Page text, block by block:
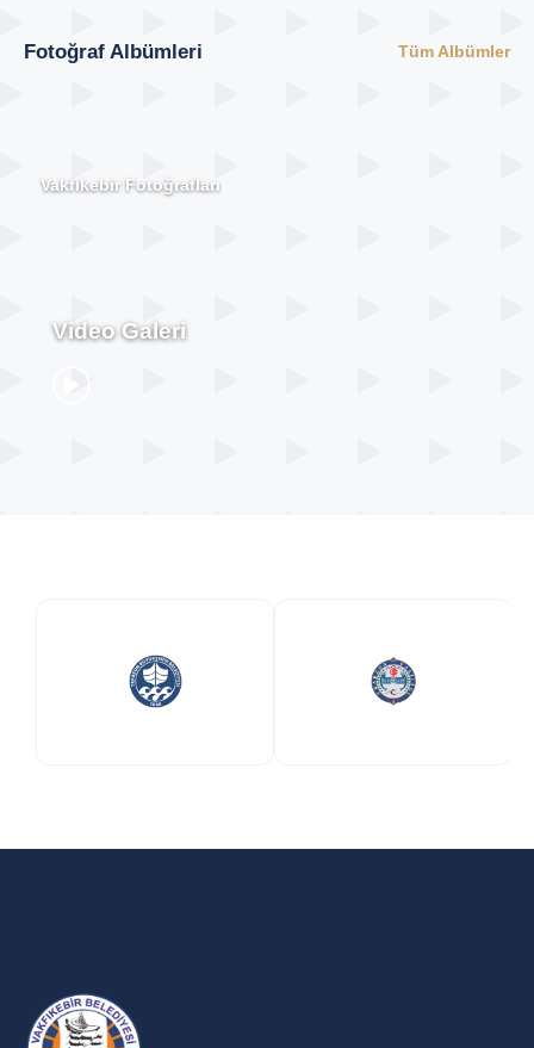
Fotoğraf Albümleri Tüm Albümler
Vakfıkebir Fotoğrafları
Video Galeri